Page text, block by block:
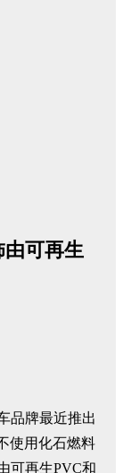
可再生
品牌最近推出
使用化石燃料
可再生PVC和